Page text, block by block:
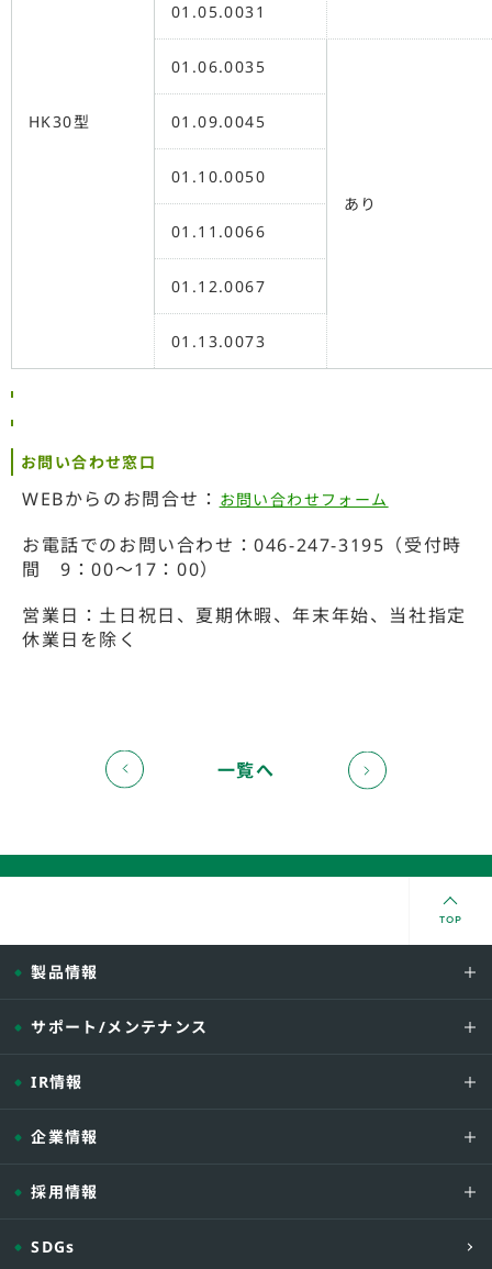
HK30型
01.05.0031
01.06.0035
あり
01.09.0045
01.10.0050
01.11.0066
01.12.0067
01.13.0073
お問い合わせ窓口
WEBからのお問合せ： お問い合わせフォーム
お電話でのお問い合わせ：046-247-3195（受付時
間 9：00～17：00）
営業日：土日祝日、夏期休暇、年末年始、当社指定
休業日を除く
一覧へ
TOP
製品情報
サポート/メンテナンス
IR情報
企業情報
採用情報
SDGs